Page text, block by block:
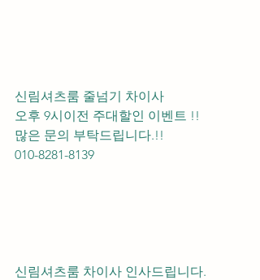
신림셔츠룸 줄넘기 차이사
오후 9시이전 주대할인 이벤트 !!
많은 문의 부탁드립니다.!!
010-8281-8139
신림셔츠룸 차이사 인사드립니다.